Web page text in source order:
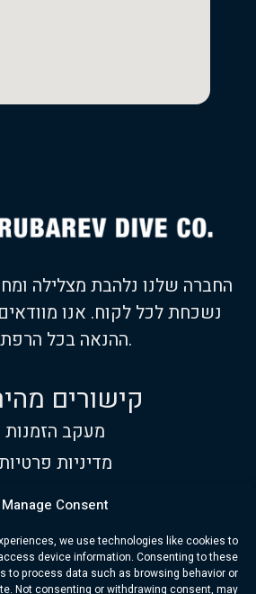
Manage Consent
we use technologies like cookies to
device information. Consenting to these
to process data such as browsing behavior or
Not consenting or withdrawing consent, may
קישורים
מעקב הזמנות
מדיניות
תנאי שימוש
שעות
א׳-ש׳:9:00 עד 17:00
טלפון:+972 534-313-418
החברה שלנו נלהבת מצלילה
נשכחת לכל לקוח. אנו
ההנאה בכל הרפתקה.